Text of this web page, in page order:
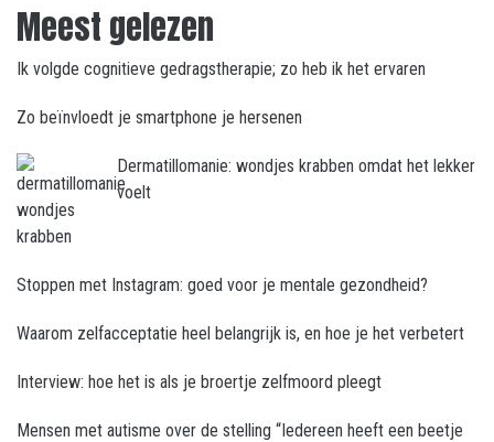
Meest gelezen
Ik volgde cognitieve gedragstherapie; zo heb ik het ervaren
Zo beïnvloedt je smartphone je hersenen
Dermatillomanie: wondjes krabben omdat het lekker
voelt
Stoppen met Instagram: goed voor je mentale gezondheid?
Waarom zelfacceptatie heel belangrijk is, en hoe je het verbetert
Interview: hoe het is als je broertje zelfmoord pleegt
Mensen met autisme over de stelling “Iedereen heeft een beetje